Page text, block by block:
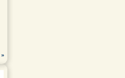
»